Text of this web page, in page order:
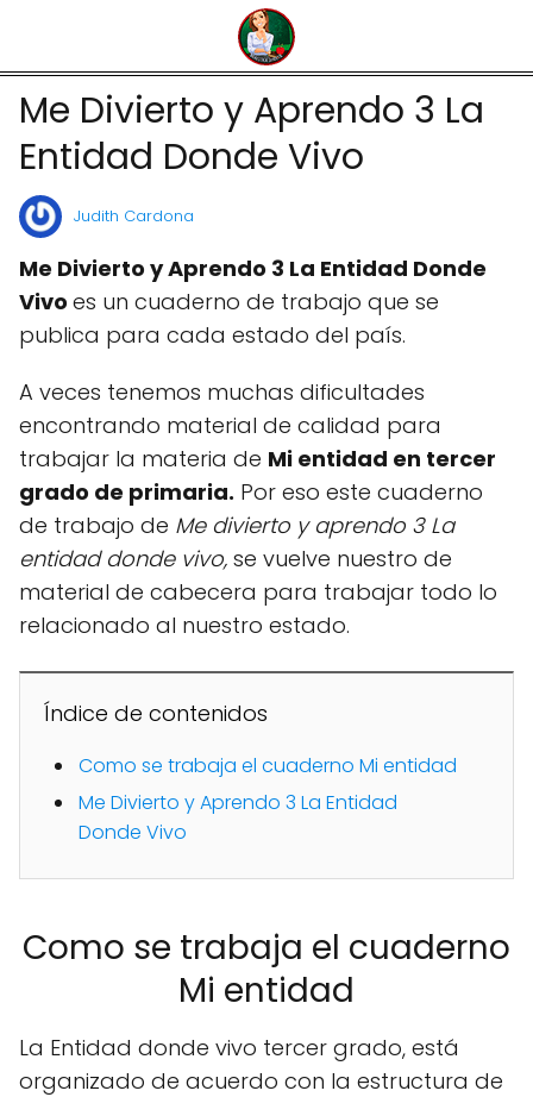
Me Divierto y Aprendo 3 La
Entidad Donde Vivo
Judith Cardona
Me Divierto y Aprendo 3 La Entidad Donde
Vivo es un cuaderno de trabajo que se
publica para cada estado del país.
A veces tenemos muchas dificultades
encontrando material de calidad para
trabajar la materia de Mi entidad en tercer
grado de primaria. Por eso este cuaderno
de trabajo de Me divierto y aprendo 3 La
entidad donde vivo, se vuelve nuestro de
material de cabecera para trabajar todo lo
relacionado al nuestro estado.
Índice de contenidos
Como se trabaja el cuaderno Mi entidad
Me Divierto y Aprendo 3 La Entidad
Donde Vivo
Como se trabaja el cuaderno
Mi entidad
La Entidad donde vivo tercer grado, está
organizado de acuerdo con la estructura de